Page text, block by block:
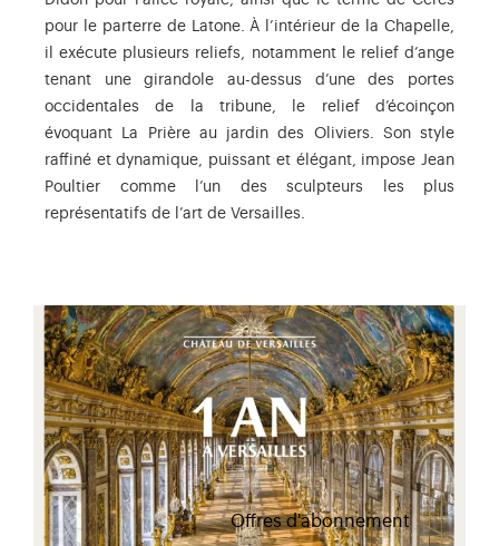
pour le parterre de Latone. À l’intérieur de la Chapelle,
il exécute plusieurs reliefs, notamment le relief d’ange
tenant une girandole au-dessus d’une des portes
occidentales de la tribune, le relief d’écoinçon
évoquant La Prière au jardin des Oliviers. Son style
raffiné et dynamique, puissant et élégant, impose Jean
Poultier comme l’un des sculpteurs les plus
représentatifs de l’art de Versailles.
Offres d'abonnement